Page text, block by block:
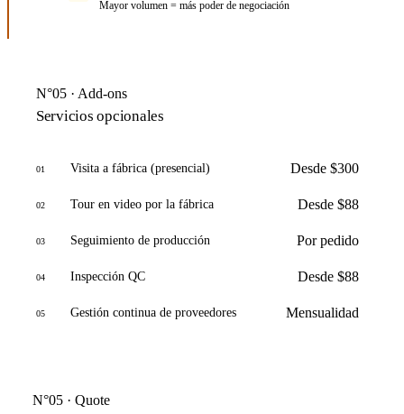
Mayor volumen = más poder de negociación
N°05 · Add-ons
Servicios opcionales
01 Visita a fábrica (presencial) Desde $300
02 Tour en video por la fábrica Desde $88
03 Seguimiento de producción Por pedido
04 Inspección QC Desde $88
05 Gestión continua de proveedores Mensualidad
N°05 · Quote